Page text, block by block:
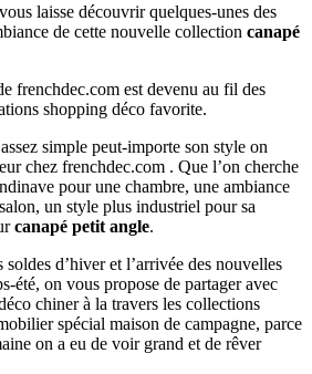
laisse découvrir quelques-unes des
de cette nouvelle collection canapé
frenchdec.com est devenu au fil des
shopping déco favorite.
simple peut-importe son style on
chez frenchdec.com . Que l’on cherche
pour une chambre, une ambiance
un style plus industriel pour sa
canapé petit angle.
d’hiver et l’arrivée des nouvelles
été, on vous propose de partager avec
chiner à la travers les collections
spécial maison de campagne, parce
on a eu de voir grand et de rêver